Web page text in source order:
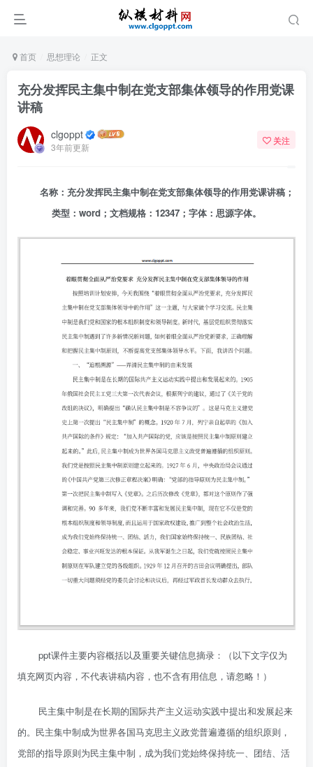
首页 思想理论 正文
充分发挥民主集中制在党支部集体领导的作用党课
讲稿
clgoppt
3年前更新
关注
名称：充分发挥民主集中制在党支部集体领导的作用党课讲稿；
类型：word；文档规格：12347；字体：思源字体。
ppt课件主要内容概括以及重要关键信息摘录：（以下文字仅为
填充网页内容，不代表讲稿内容，也不含有用信息，请忽略！）
民主集中制是在长期的国际共产主义运动实践中提出和发展起来
的。民主集中制成为世界各国马克思主义政党普遍遵循的组织原则，
党部的指导原则为民主集中制，成为我们党始终保持统一、团结、活